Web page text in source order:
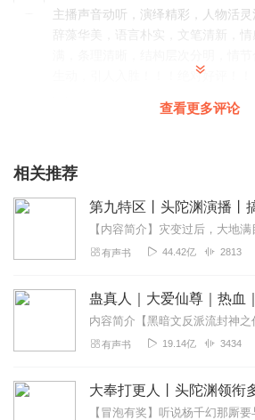
主播声音动听，演绎精彩，人物活灵
辞藻华美，语言朴实，文笔清新，情
生动，引人入胜！！！绝对好评！！
听这声音很好听，不知道是男频小说
此音只应天上有，人生难得几回闻
间，我的心也随着一齐起伏，书中内
了共振，让我体验到了一种从未有
分泌柚子茶
查看更多评论
相关推荐
有声书 44.42亿 2813
有声书 19.14亿 3434